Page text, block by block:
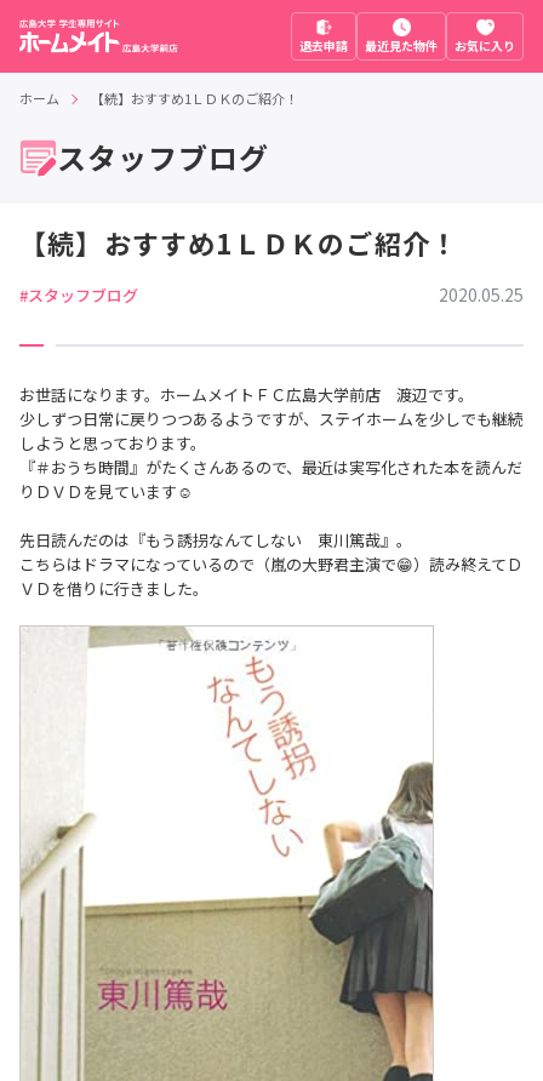
退去申請 最近見た物件 お気に入り
ホーム 【続】おすすめ1ＬＤＫのご紹介！
スタッフブログ
【続】おすすめ1ＬＤＫのご紹介！
#スタッフブログ 2020.05.25
お世話になります。ホームメイトＦＣ広島大学前店 渡辺です。
少しずつ日常に戻りつつあるようですが、ステイホームを少しでも継続
しようと思っております。
『＃おうち時間』がたくさんあるので、最近は実写化された本を読んだ
りＤＶＤを見ています☺
先日読んだのは『もう誘拐なんてしない 東川篤哉』。
こちらはドラマになっているので（嵐の大野君主演で😁）読み終えてＤ
ＶＤを借りに行きました。